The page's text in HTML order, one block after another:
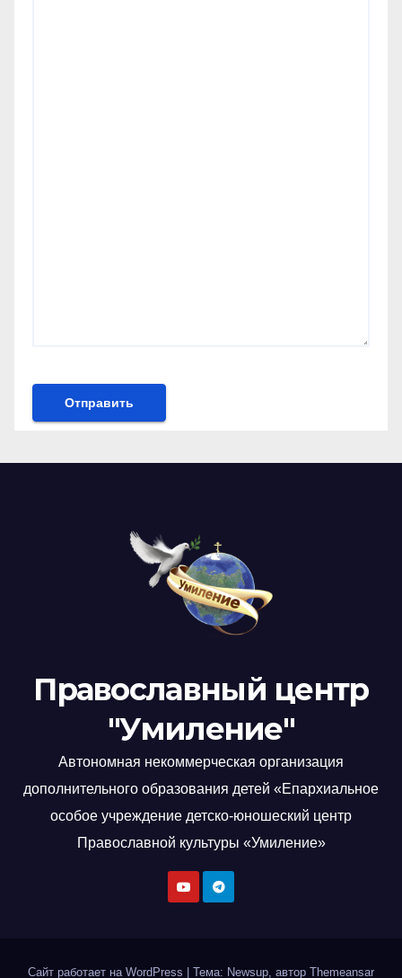
Православный центр
"Умиление"
Автономная некоммерческая организация
дополнительного образования детей «Епархиальное
особое учреждение детско-юношеский центр
Православной культуры «Умиление»
Сайт работает на WordPress Тема: Newsup, автор Themeansar